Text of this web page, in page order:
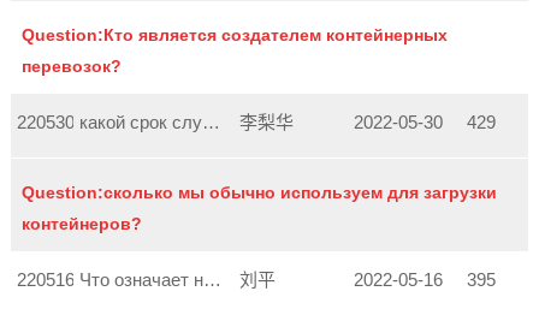
Question:Кто является создателем контейнерных
перевозок?
220530180153922 какой срок службы контейнера 李梨华 2022-05-30 429
Question:сколько мы обычно используем для загрузки
контейнеров?
220516154802743 Что означает номер контейнера? 刘平 2022-05-16 395